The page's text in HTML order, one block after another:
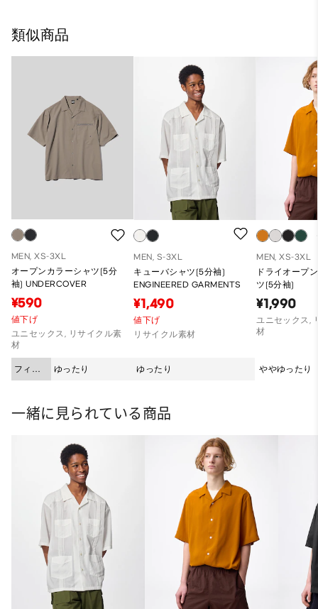
類似商品
MEN, XS-3XL
オープンカラーシャツ(5分
袖) UNDERCOVER
¥590
値下げ
ユニセックス, リサイクル素
材
フィッ
ト
ゆったり
MEN, S-3XL
キューバシャツ(5分袖)
ENGINEERED GARMENTS
¥1,490
値下げ
リサイクル素材
ゆったり
MEN, XS-3XL
ドライオープ
ツ(5分袖)
¥1,990
ユニセックス,
材
ややゆったり
一緒に見られている商品